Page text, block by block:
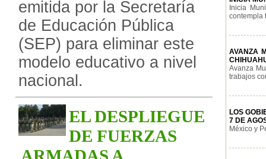
emitida por la Secretaría
de Educación Pública
(SEP) para eliminar este
modelo educativo a nivel
nacional.
EL DESPLIEGUE
DE FUERZAS
Inicia
contempla
AVANZA
Avanza
trabajos
LOS
7 DE
México y